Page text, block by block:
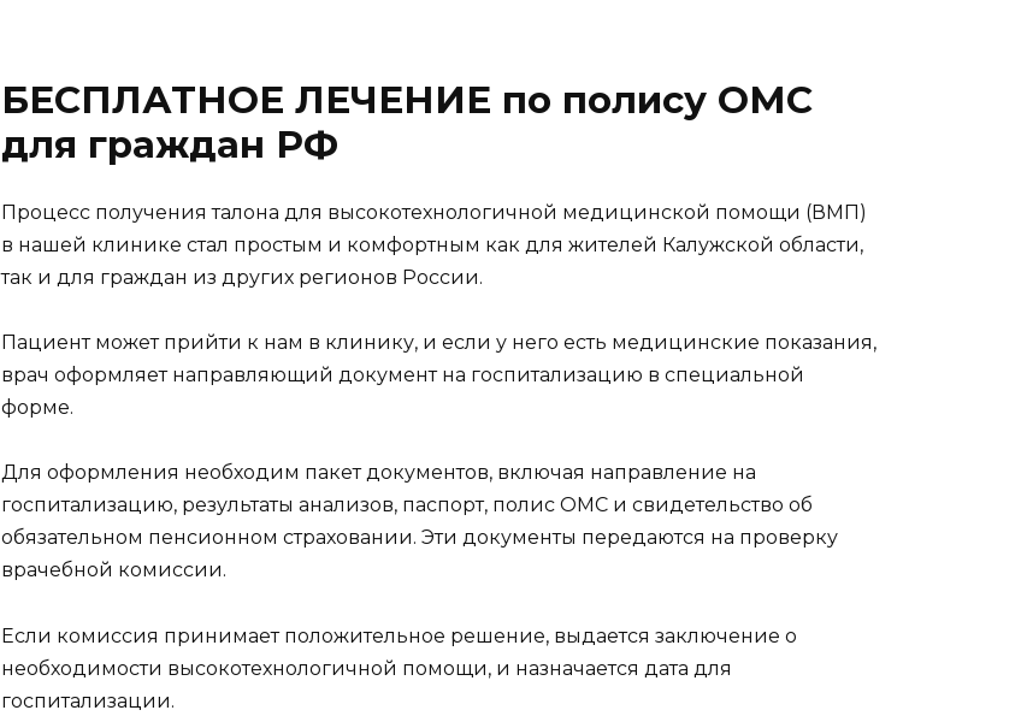
БЕСПЛАТНОЕ ЛЕЧЕНИЕ по полису ОМС
для граждан РФ
Процесс получения талона для высокотехнологичной медицинской помощи (ВМП)
в нашей клинике стал простым и комфортным как для жителей Калужской области,
так и для граждан из других регионов России.
Пациент может прийти к нам в клинику, и если у него есть медицинские показания,
врач оформляет направляющий документ на госпитализацию в специальной
форме.
Для оформления необходим пакет документов, включая направление на
госпитализацию, результаты анализов, паспорт, полис ОМС и свидетельство об
обязательном пенсионном страховании. Эти документы передаются на проверку
врачебной комиссии.
Если комиссия принимает положительное решение, выдается заключение о
необходимости высокотехнологичной помощи, и назначается дата для
госпитализации.